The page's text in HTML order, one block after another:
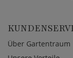
Über Gartentraum